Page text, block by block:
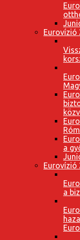
Eurovízió
a
Eurovízió
a